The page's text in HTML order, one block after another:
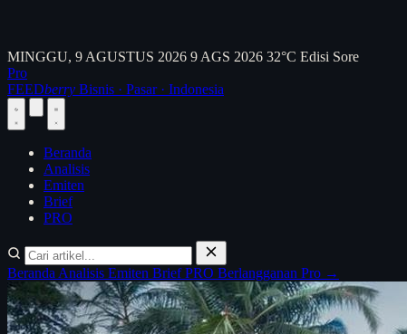
MINGGU, 9 AGUSTUS 2026 9 AGS 2026 32°C Edisi Sore
Pro
FEEDberry Bisnis · Pasar · Indonesia
Beranda
Analisis
Emiten
Brief
PRO
Beranda Analisis Emiten BriefPRO Berlangganan Pro →